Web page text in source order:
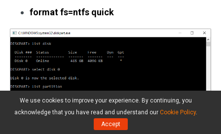
format fs=ntfs quick
We use cookies to improve your experience. By continuing, you
acknowledge that you have read and understand our Cookie Policy.
Accept